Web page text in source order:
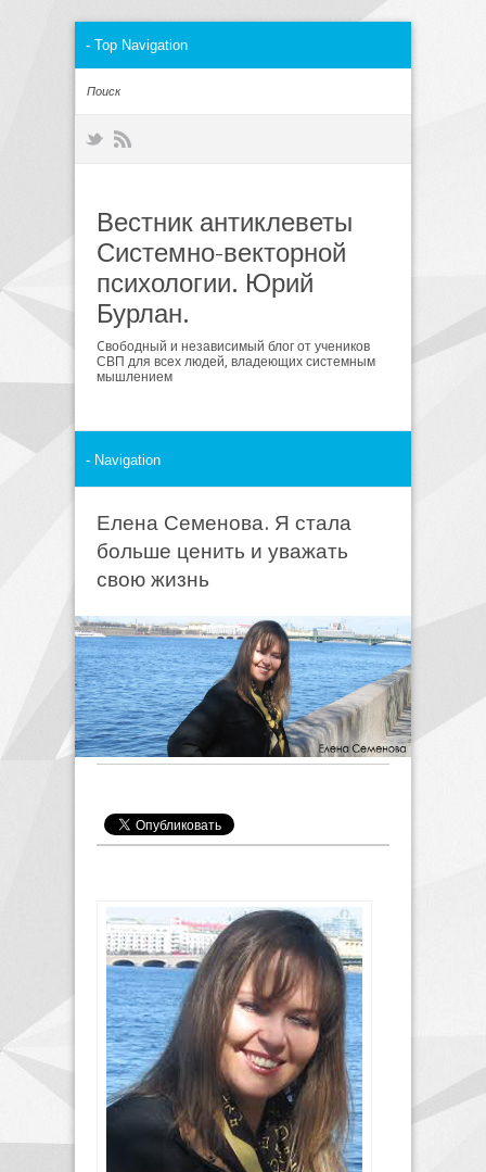
Вестник антиклеветы
Системно-векторной
психологии. Юрий
Бурлан.
Cвободный и независимый блог от учеников
СВП для всех людей, владеющих системным
мышлением
Елена Семенова. Я стала
больше ценить и уважать
свою жизнь